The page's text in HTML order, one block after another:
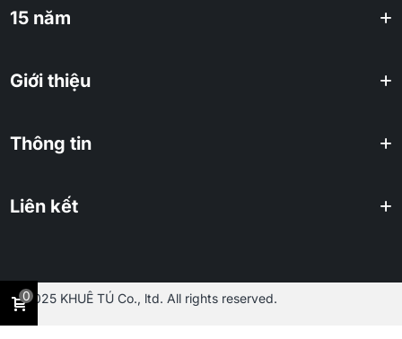
15 năm
Giới thiệu
Thông tin
Liên kết
2025 KHUÊ TÚ Co., ltd. All rights reserved.
0